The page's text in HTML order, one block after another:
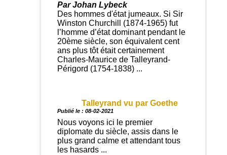
Par Johan Lybeck
Des hommes d'état jumeaux. Si Sir
Winston Churchill (1874-1965) fut
l’homme d’état dominant pendant le
20ème siècle, son équivalent cent
ans plus tôt était certainement
Charles-Maurice de Talleyrand-
Périgord (1754-1838) ...
Talleyrand vu par Goethe
Publié le : 08-02-2021
Nous voyons ici le premier
diplomate du siècle, assis dans le
plus grand calme et attendant tous
les hasards ...